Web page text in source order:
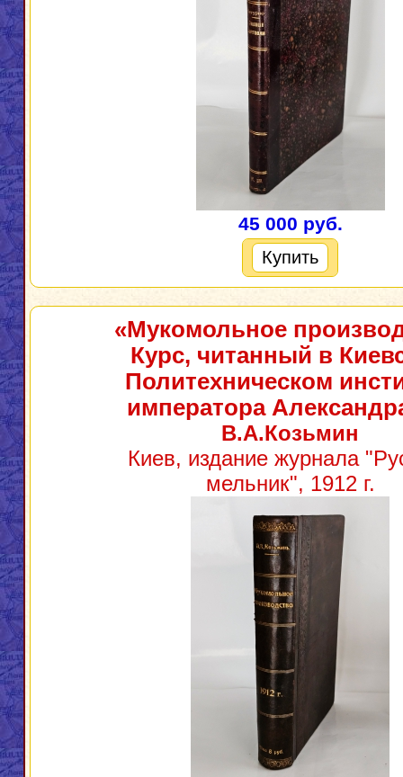
45 000 руб.
Купить
«Мукомольное
Курс, читанный в
Политехническом
императора
В.А.Козьмин
Киев, издание журнала
мельник", 1912 г.